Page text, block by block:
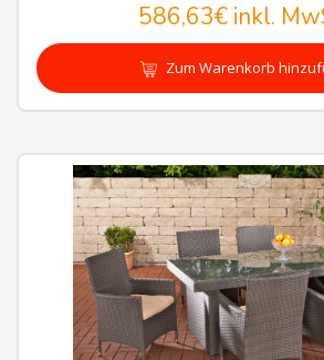
586,63€inkl.
Zum Warenkorb